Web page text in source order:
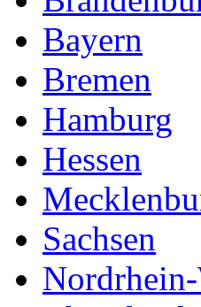
Bayern
Bremen
Hamburg
Hessen
Sachsen